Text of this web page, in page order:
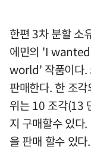
한편 3차 분할 소
에민의 'I
world' 작품이다.
판매한다. 한 조
위는 10 조각(13
지 구매할수 있다
을 판매 할수 있다.